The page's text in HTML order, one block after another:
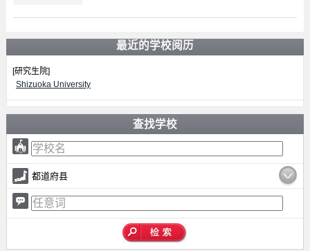
最近的学校阅历
[研究生院]
Shizuoka University
查找学校
都道府县